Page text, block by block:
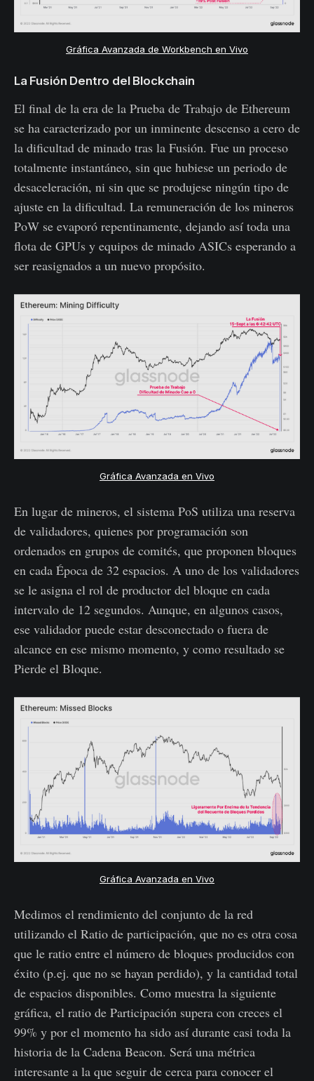
Gráfica Avanzada de Workbench en Vivo
La Fusión Dentro del Blockchain
El final de la era de la Prueba de Trabajo de Ethereum
se ha caracterizado por un inminente descenso a cero de
la dificultad de minado tras la Fusión. Fue un proceso
totalmente instantáneo, sin que hubiese un periodo de
desaceleración, ni sin que se produjese ningún tipo de
ajuste en la dificultad. La remuneración de los mineros
PoW se evaporó repentinamente, dejando así toda una
flota de GPUs y equipos de minado ASICs esperando a
ser reasignados a un nuevo propósito.
Gráfica Avanzada en Vivo
En lugar de mineros, el sistema PoS utiliza una reserva
de validadores, quienes por programación son
ordenados en grupos de comités, que proponen bloques
en cada Época de 32 espacios. A uno de los validadores
se le asigna el rol de productor del bloque en cada
intervalo de 12 segundos. Aunque, en algunos casos,
ese validador puede estar desconectado o fuera de
alcance en ese mismo momento, y como resultado se
Pierde el Bloque.
Gráfica Avanzada en Vivo
Medimos el rendimiento del conjunto de la red
utilizando el Ratio de participación, que no es otra cosa
que le ratio entre el número de bloques producidos con
éxito (p.ej. que no se hayan perdido), y la cantidad total
de espacios disponibles. Como muestra la siguiente
gráfica, el ratio de Participación supera con creces el
99% y por el momento ha sido así durante casi toda la
historia de la Cadena Beacon. Será una métrica
interesante a la que seguir de cerca para conocer el